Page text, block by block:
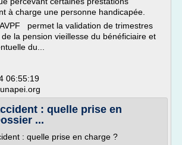
à charge une personne handicapée.
permet la validation de trimestres
la pension vieillesse du bénéficiaire et
du...
06:55:19
: quelle prise en
...
: quelle prise en charge ?